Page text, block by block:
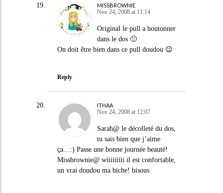
MISSBROWNIE
Nov 24, 2008 at 11:14
Original le pull a boutonner
dans le dos 🙂
On doit être bien dans ce pull doudou 😉
Reply
ITHAA
Nov 24, 2008 at 12:07
Sarah@ le décolleté du dos,
tu sais bien que j’aime
ça…:) Passe une bonne journée beauté!
Missbrownie@ wiiiiiiiii il est confortable,
un vrai doudou ma biche! bisous